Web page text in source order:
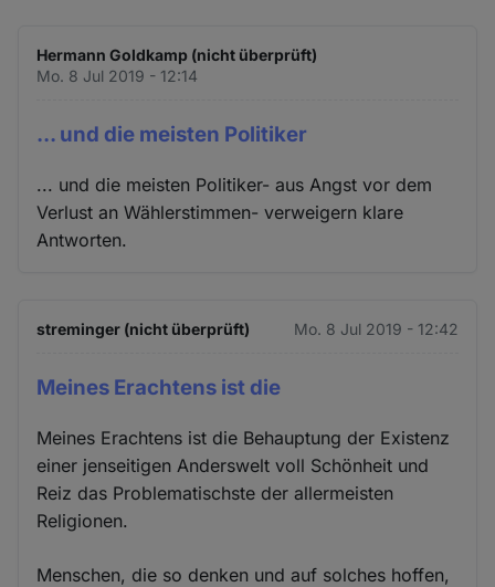
Hermann Goldkamp (nicht überprüft)
Mo. 8 Jul 2019 - 12:14
... und die meisten Politiker
... und die meisten Politiker- aus Angst vor dem
Verlust an Wählerstimmen- verweigern klare
Antworten.
streminger (nicht überprüft) Mo. 8 Jul 2019 - 12:42
Meines Erachtens ist die
Meines Erachtens ist die Behauptung der Existenz
einer jenseitigen Anderswelt voll Schönheit und
Reiz das Problematischste der allermeisten
Religionen.
Menschen, die so denken und auf solches hoffen,